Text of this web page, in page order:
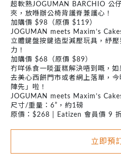
超軟熟JOGUMAN BARCHIO 公
夾，放喺辦公椅背護脊兼護心！
加購價 $98（原價 $119）
JOGUMAN meets Maxim’s
立體鍵盤按鍵造型減壓玩具，紓
力！
加購價 $68（原價 $89）
冇咩係食一啖蛋糕解決唔到嘅，
去美心西餅門市或者網上落單，
陣先」啦！
JOGUMAN meets Maxim’s
尺寸/重量：6”，約1磅
原價：$268 | Eatizen 會員價 9
立即預